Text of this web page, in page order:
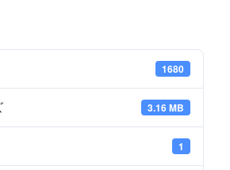
1680
3.16 MB
1